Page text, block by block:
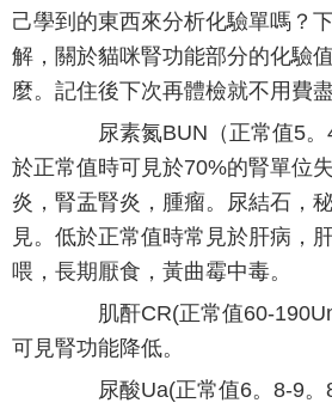
己學到的東西來分析化驗單嗎？
解，關於貓咪腎功能部分的化驗
麼。記住後下次再體檢就不用費
尿素氮BUN（正常值5。
於正常值時可見於70%的腎單位
炎，腎盂腎炎，腫瘤。尿結石，
見。低於正常值時常見於肝病，
喂，長期厭食，黃曲霉中毒。
肌酐CR(正常值60-
可見腎功能降低。
尿酸Ua(正常值6。8-9。